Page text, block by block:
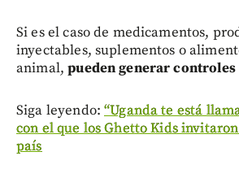
Si es el caso de medicamentos,
inyectables, suplementos o
animal,pueden generar
Siga leyendo:“Uganda te está
con el que los Ghetto Kids
país